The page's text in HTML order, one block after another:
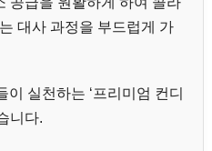
대사 과정을 부드럽게 가
실천하는 ‘프리미엄 컨디
니다.